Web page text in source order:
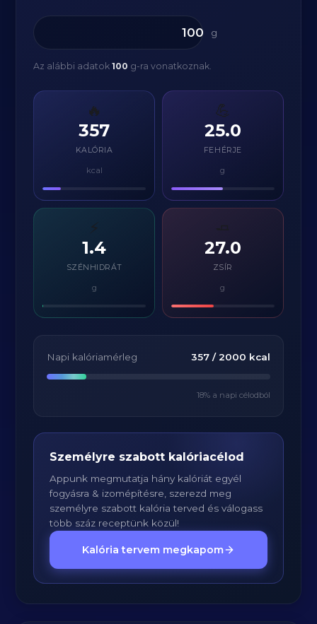
g
Az alábbi adatok100 g-ra vonatkoznak.
🔥
357
KALÓRIA
kcal
💪
25.0
FEHÉRJE
g
⚡
1.4
SZÉNHIDRÁT
g
27.0
ZSÍR
g
Napi kalóriamérleg 357/ 2000 kcal
18% a napi célodból
Személyre szabott kalóriacélod
Appunk megmutatja hány kalóriát egyél
fogyásra & izomépítésre, szerezd meg
személyre szabott kalória terved és válogass
több száz receptünk közül!
Kalória tervem megkapom